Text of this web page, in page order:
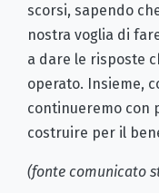
scorsi, sapendo
nostra voglia di
a dare le risposte
operato. Insieme,
continueremo con
costruire per il
(fonte comunicato